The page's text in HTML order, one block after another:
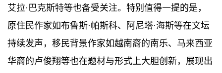
艾拉·巴克斯特等也备受关注。特别值得一提的是，
原住民作家如布鲁斯·帕斯科、阿尼塔·海斯等在文坛
持续发声，移民背景作家如越南裔的南乐、马来西亚
华裔的卢俊翔等也在题材与形式上大胆创新，展现出